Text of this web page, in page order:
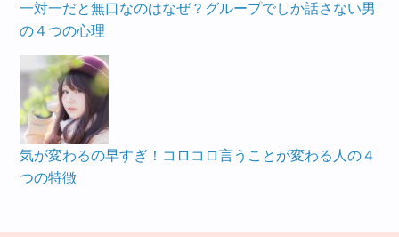
一対一だと無口なのはなぜ？グループでしか話さない男
の４つの心理
気が変わるの早すぎ！コロコロ言うことが変わる人の４
つの特徴